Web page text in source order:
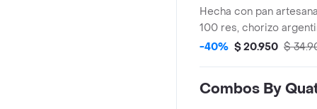
Hecha con pan
100 res, chorizo
mozarella, lechuga,
coca cola
-40% $ 20.950 $
Combos By